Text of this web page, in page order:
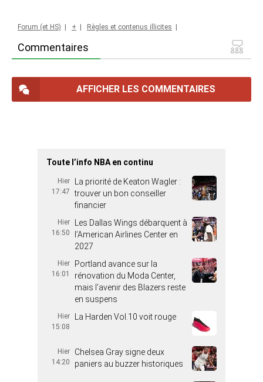
Commentaires
Forum (et HS) + Règles et contenus illicites
AFFICHER LES COMMENTAIRES
Toute l’info NBA en continu
Hier
17:47
La priorité de Keaton Wagler :
trouver un bon conseiller
financier
Hier
16:50
Les Dallas Wings débarquent à
l’American Airlines Center en
2027
Hier
16:01
Portland avance sur la
rénovation du Moda Center,
mais l’avenir des Blazers reste
en suspens
Hier
15:08
La Harden Vol.10 voit rouge
Hier
14:20
Chelsea Gray signe deux
paniers au buzzer historiques